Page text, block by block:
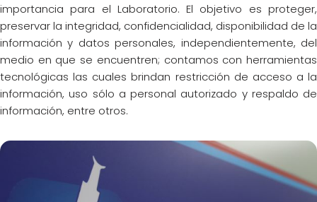
importancia para el Laboratorio. El objetivo es proteger,
preservar la integridad, confidencialidad, disponibilidad de la
información y datos personales, independientemente, del
medio en que se encuentren; contamos con herramientas
tecnológicas las cuales brindan restricción de acceso a la
información, uso sólo a personal autorizado y respaldo de
información, entre otros.